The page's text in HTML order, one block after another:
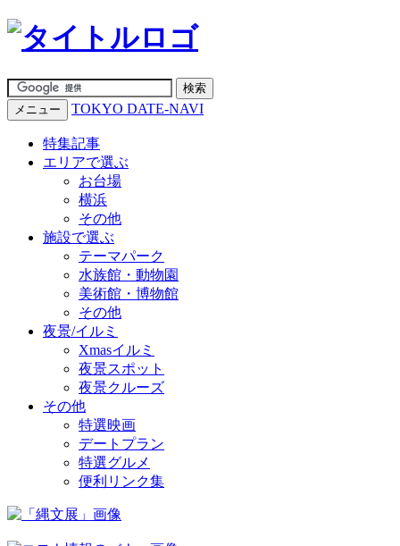
メニュー TOKYO DATE-NAVI
特集記事
エリアで選ぶ
お台場
横浜
その他
施設で選ぶ
テーマパーク
水族館・動物園
美術館・博物館
その他
夜景/イルミ
Xmasイルミ
夜景スポット
夜景クルーズ
その他
特選映画
デートプラン
特選グルメ
便利リンク集